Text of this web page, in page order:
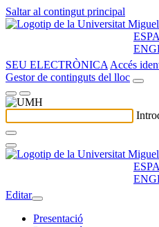
Saltar al contingut principal
SEU ELECTRÒNICA Accés
Gestor de continguts del lloc
Editar
Presentació